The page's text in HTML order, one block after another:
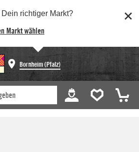
Dein richtiger Markt?
Markt wählen
Bornheim (Pfalz)